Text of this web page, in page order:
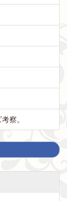
察。